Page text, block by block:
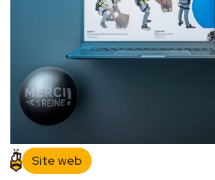
Site web